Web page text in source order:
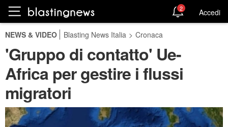
2 Accedi
NEWS & VIDEO Blasting News Italia > Cronaca
'Gruppo di contatto' Ue-
Africa per gestire i flussi
migratori